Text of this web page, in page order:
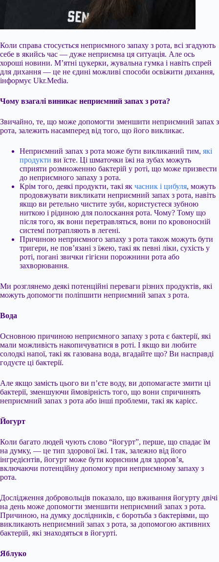
Коли справа стосується неприємного запаху з рота, всі згадують
себе в якийсь час — дуже неприємна ця ситуація. Але ось
хороші новини. М’ятні цукерки, жувальна гумка і навіть спрей
для дихання — це не єдині можливі способи освіжити дихання,
інформує Ukr.Media.
Чому взагалі виникає неприємний запах з рота?
Звичайно, те, що може допомогти зменшити неприємний запах з
рота, залежить насамперед від того, що його викликає.
Неприємний запах з рота може бути викликаний тим, які
продукти ви їсте. Ці шматочки їжі на зубах можуть
сприяти розмноженню бактерій у роті, що може призвести
до неприємного запаху з рота.
Крім того, деякі продукти, такі як часник і цибуля, можуть
продовжувати викликати неприємний запах з рота, навіть
якщо ви ретельно чистите зуби, користуєтеся зубною
ниткою і рідиною для полоскання рота. Чому? Тому що
після того, як вони перетравляться, вони по кровоносній
системі потрапляють в легені.
Причиною неприємного запаху з рота також можуть бути
тригери, не пов’язані з їжею, такі як певні ліки, сухість у
роті, погані звички гігієни порожнини рота або
захворювання.
Ми розглянемо деякі потенційні переваги різних продуктів, які
можуть допомогти поліпшити неприємний запах з рота.
Вода
Основною причиною неприємного запаху з рота є бактерії, які
мали можливість накопичуватися в роті. І якщо ви любите
солодкі напої, такі як газована вода, вгадайте що? Ви насправді
годуєте ці бактерії.
Але якщо замість цього ви п’єте воду, ви допомагаєте змити ці
бактерії, зменшуючи ймовірність того, що вони спричинять
неприємний запах з рота або інші проблеми, такі як карієс.
Йогурт
Коли багато людей чують слово “йогурт”, перше, що спадає їм
на думку, — це тип здорової їжі. І так, залежно від його
інгредієнтів, йогурт може бути корисним для здоров’я,
включаючи потенційну допомогу при неприємному запаху з
рота.
Дослідження добровольців показало, що вживання йогурту двічі
на день може допомогти зменшити неприємний запах з рота.
Причиною, на думку дослідників, є боротьба з бактеріями, що
викликають неприємний запах з рота, за допомогою активних
бактерій, які знаходяться в йогурті.
Яблуко